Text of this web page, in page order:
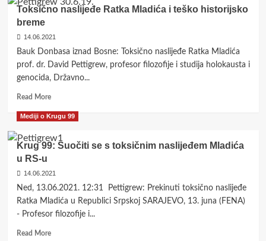
Specter
Donbass
Haunting
Bosnia:
The
Toxic
Legacy
Ratko
Toksično naslijeđe Ratka Mladića i teško historijsko
breme
14.06.2021
Bauk Donbasa iznad Bosne: Toksično naslijeđe Ratka Mladića
prof. dr. David Pettigrew, profesor filozofije i studija holokausta i
genocida, Državno...
Read MoreRead
about
naslijeđe
i
teško
historijsko
breme
Mediji o Krugu 99
Krug 99: Suočiti se s toksičnim naslijeđem Mladića
u RS-u
14.06.2021
Ned, 13.06.2021. 12:31 Pettigrew: Prekinuti toksično naslijeđe
Ratka Mladića u Republici Srpskoj SARAJEVO, 13. juna (FENA)
- Profesor filozofije i...
Read MoreRead